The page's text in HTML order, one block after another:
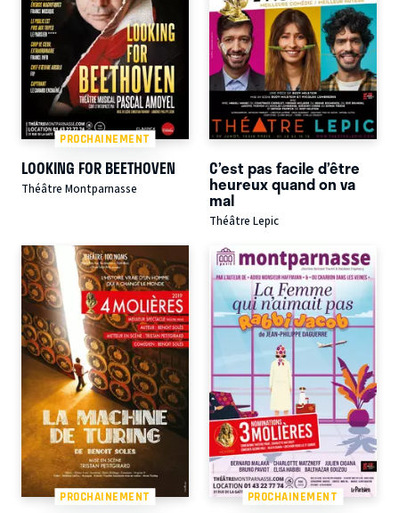
PROCHAINEMENT
LOOKING FOR BEETHOVEN
Théâtre Montparnasse
C’est pas facile d’être
heureux quand on va
mal
Théâtre Lepic
PROCHAINEMENT PROCHAINEMENT